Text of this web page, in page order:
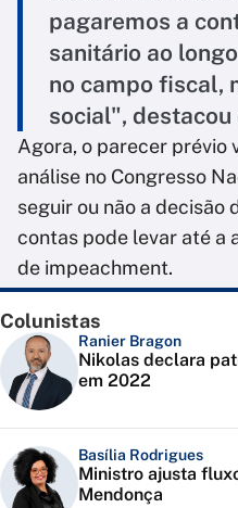
pagaremos a
sanitário ao
no campo fiscal,
social", destacou
Agora, o parecer prévio
análise no Congresso
seguir ou não a decisão
contas pode levar até a
de impeachment.
Colunistas
Ranier Bragon
Nikolas declara
em 2022
Basília Rodrigues
Ministro ajusta
Mendonça